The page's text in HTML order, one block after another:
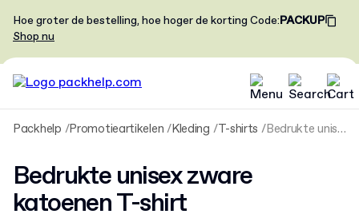
Hoe groter de bestelling, hoe hoger de korting Code:PACKUP
Shop nu
Packhelp Promotieartikelen Kleding T-shirts Bedrukte unisex zware katoenen T-shirt
Bedrukte unisex zware
katoenen T-shirt